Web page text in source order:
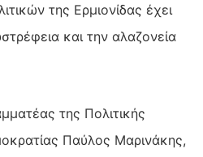
της Ερμιονίδας έχει
και την αλαζονεία
της Πολιτικής
Παύλος Μαρινάκης,